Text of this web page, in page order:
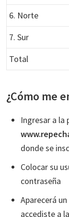
6. Norte
7. Sur
Total
¿Cómo me
Ingresar a la
donde se
Colocar su
contraseña
Aparecerá
accediste a